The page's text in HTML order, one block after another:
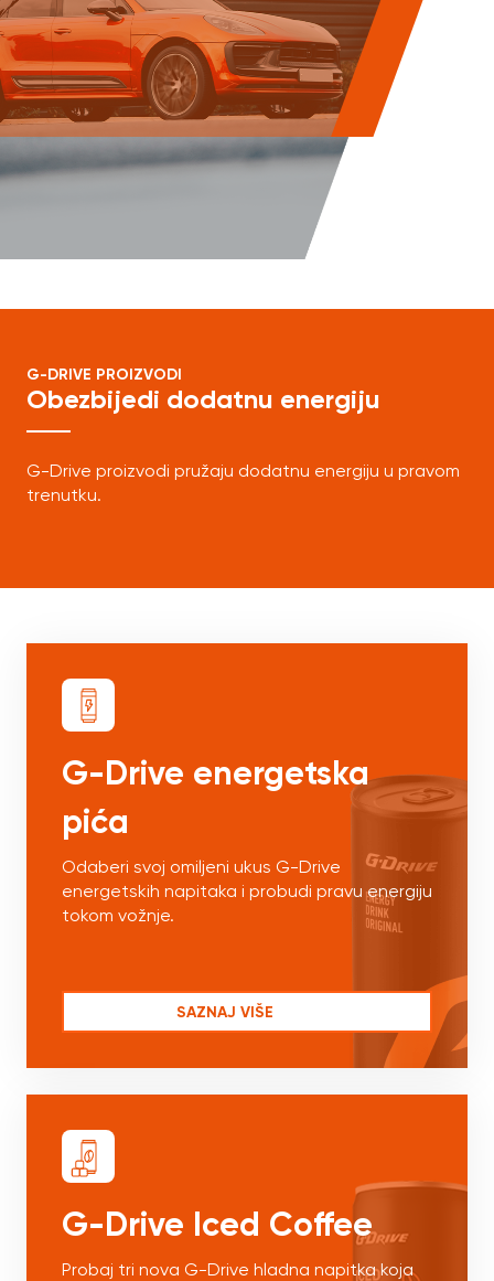
G-DRIVE PROIZVODI
Obezbijedi dodatnu energiju
G-Drive proizvodi pružaju dodatnu energiju u pravom
trenutku.
G-Drive energetska
pića
Odaberi svoj omiljeni ukus G-Drive
energetskih napitaka i probudi pravu energiju
tokom vožnje.
SAZNAJ VIŠE
G-Drive Iced Coffee
Probaj tri nova G-Drive hladna napitka koja